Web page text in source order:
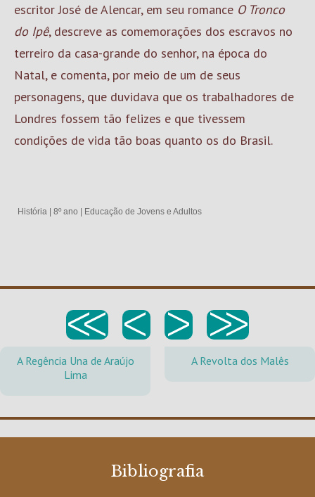
escritor José de Alencar, em seu romance O Tronco
do Ipê, descreve as comemorações dos escravos no
terreiro da casa-grande do senhor, na época do
Natal, e comenta, por meio de um de seus
personagens, que duvidava que os trabalhadores de
Londres fossem tão felizes e que tivessem
condições de vida tão boas quanto os do Brasil.
História 8º ano Educação de Jovens e Adultos
<< < > >>
A Regência Una de Araújo
Lima
A Revolta dos Malês
Bibliografia